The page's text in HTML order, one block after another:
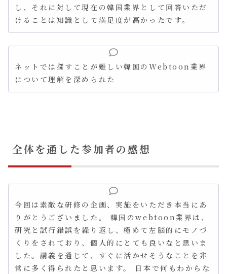
し、それに対して現在の韓国業界として回答いただ
けることは知識として満足度が高かったです。
ネットでは探すことが難しい韓国のWebtoon業界
について理解を深められた
全体を通した参加者の感想
今回は素敵な研修の企画、実施をいただき本当にあ
りがとうございました。 韓国のwebtoon業界は、
研究と試行錯誤を繰り返し、極めて左脳的にモノづ
くりをされており、個人的にとても良いなと思いま
した。講義を通じて、すぐに活かせそうなことを非
常に多く得られたと思います。 日本で何もわからな